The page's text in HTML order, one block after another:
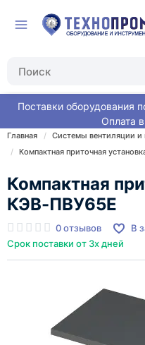
Поставки оборудования
Оплата
Главная Системы вентиляции и
Компактная приточная
Компактная
КЭВ-ПВУ65E
0 отзывов В
Срок поставки от 3х дней